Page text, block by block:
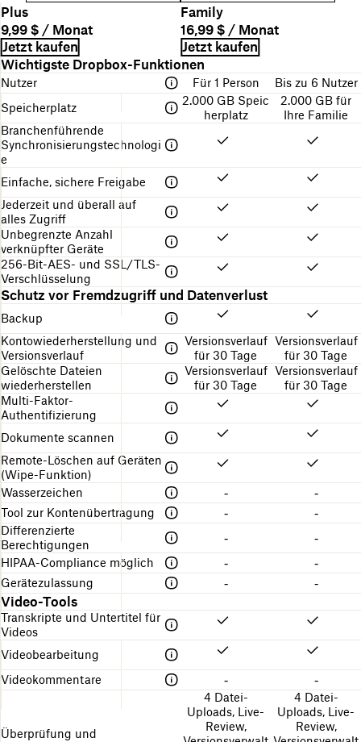
Mit
dieser
Tabelle
können
Sie
die
Dropbox-
Abos
vergleichen
N
a
m
e
d
e
s
A
b
o
s
Plus Family
B
e
s
c
h
r
e
i
b
u
g
d
e
s
A
b
o
s
P
r
e
i
s
9,99 $ / Monat 16,99 $ / Monat
A
b
r
e
c
h
n
u
n
g
s
z
y
k
l
u
s
L
i
n
k
z
u
d
e
n
e
r
s
t
e
n
S
c
h
r
i
t
t
e
n
Jetzt kaufen
Jetzt kaufen
Wichtigste Dropbox-Funktionen
Nutzer Für 1 Person
Bis zu 6 Nutzer
Speicherplatz
2.000 GB Speic
herplatz
2.000 GB für
Ihre Familie
Branchenführende
Synchronisierungstechnologi
e
Einfache, sichere Freigabe
Jederzeit und überall auf
alles Zugriff
Unbegrenzte Anzahl
verknüpfter Geräte
256-Bit-AES- und SSL/TLS-
Verschlüsselung
Schutz vor Fremdzugriff und Datenverlust
Backup
Kontowiederherstellung und
Versionsverlauf
Versionsverlauf
für 30 Tage
Versionsverlauf
für 30 Tage
Gelöschte Dateien
wiederherstellen
Versionsverlauf
für 30 Tage
Versionsverlauf
für 30 Tage
Multi-Faktor-
Authentifizierung
Dokumente scannen
Remote-Löschen auf Geräten
(Wipe-Funktion)
Wasserzeichen
-
-
Tool zur Kontenübertragung
-
-
Differenzierte
Berechtigungen
-
-
HIPAA-Compliance möglich
-
-
Gerätezulassung
- -
Video-Tools
Transkripte und Untertitel für
Videos
Videobearbeitung
Videokommentare
- -
Überprüfung und
4 Datei-
Uploads, Live-
Review,
4 Datei-
Uploads, Live-
Review,